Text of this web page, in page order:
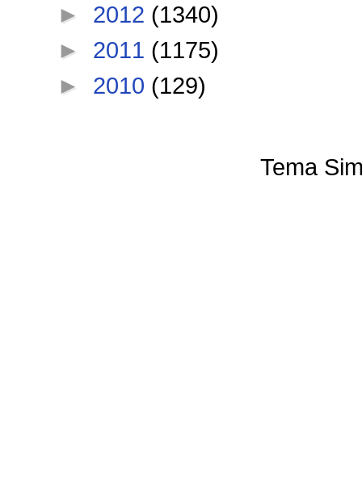
► 2012 (1340)
► 2011 (1175)
► 2010 (129)
Tema